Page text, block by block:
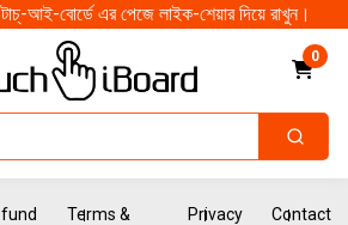
আই-বোর্ডে এর পেজে লাইক-শেয়ার দিয়ে রাখুন।
0
Terms &
Privacy
Contact